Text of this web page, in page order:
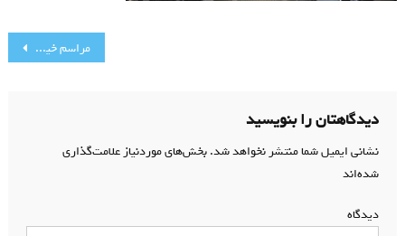
مراسم خیمه سوزان محرم 1396
دیدگاهتان را بنویسید
نشانی ایمیل شما منتشر نخواهد شد.بخش‌های موردنیاز علامت‌گذاری
شده‌اند
دیدگاه